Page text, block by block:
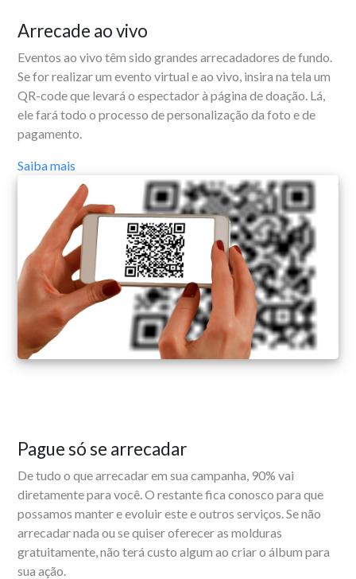
Arrecade ao vivo
Eventos ao vivo têm sido grandes arrecadadores de fundo.
Se for realizar um evento virtual e ao vivo, insira na tela um
QR-code que levará o espectador à página de doação. Lá,
ele fará todo o processo de personalização da foto e de
pagamento.
Saiba mais
Pague só se arrecadar
De tudo o que arrecadar em sua campanha, 90% vai
diretamente para você. O restante fica conosco para que
possamos manter e evoluir este e outros serviços. Se não
arrecadar nada ou se quiser oferecer as molduras
gratuitamente, não terá custo algum ao criar o álbum para
sua ação.